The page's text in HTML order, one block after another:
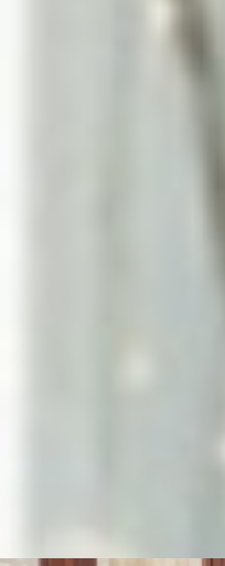
centenarias y
más avanzada en